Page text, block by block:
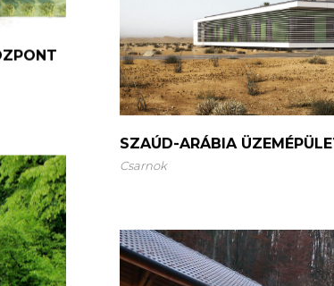
SZAÚD-ARÁBIA
Csarnok